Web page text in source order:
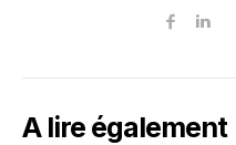
A lire également